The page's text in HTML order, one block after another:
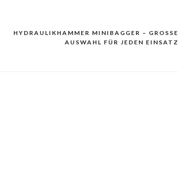
HYDRAULIKHAMMER MINIBAGGER – GROSSE A
USWAHL FÜR JEDEN EINSATZ